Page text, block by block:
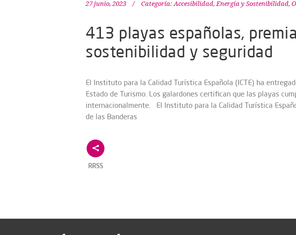
27 junio, 2023 Categoría: Accesibilidad, Energía y Sostenibilidad,
413 playas españolas,
sostenibilidad y seguridad
El Instituto para la Calidad Turística Española (ICTE) ha
Estado de Turismo. Los galardones certifican que las playas
internacionalmente. El Instituto para la Calidad Turística
de las Banderas
RRSS